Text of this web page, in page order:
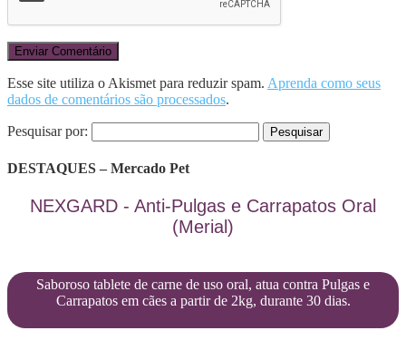
Esse site utiliza o Akismet para reduzir spam. Aprenda como seus
dados de comentários são processados.
Pesquisar por:
DESTAQUES – Mercado Pet
NEXGARD - Anti-Pulgas e Carrapatos Oral
(Merial)
Saboroso tablete de carne de uso oral, atua contra Pulgas e
Carrapatos em cães a partir de 2kg, durante 30 dias.